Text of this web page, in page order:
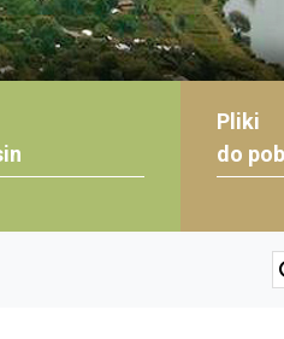
Pliki
do